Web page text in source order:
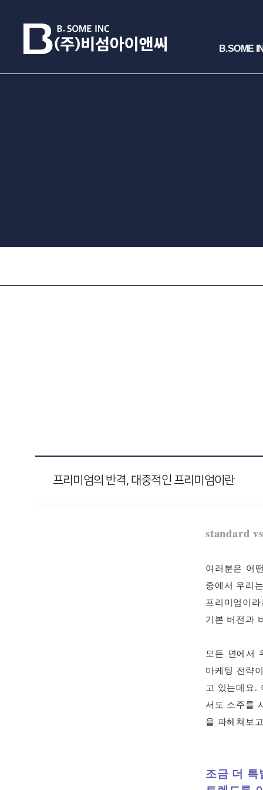
B.SOME
프리미엄의 반격, 대중적인 프리미엄이란
standard
여러분은 어
중에서 우리
프리미엄이
기본 버전과
모든 면에서
마케팅 전략
고 있는데요.
서도 소주를
을 파헤쳐보
조금 더 특